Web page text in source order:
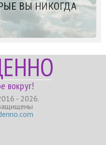
ВЫ НИКОГДА
вокруг!
- 2026.